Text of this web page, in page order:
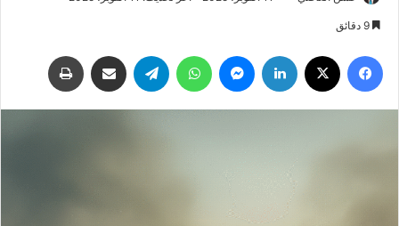
فيسبوك لينكدإن ماسنجر واتساب تيلقرام مشاركة عبر البريد